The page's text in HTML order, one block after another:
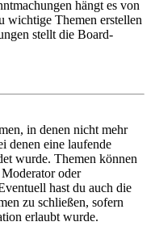
hängt es von
wichtige Themen erstellen
stellt die Board-
in denen nicht mehr
denen eine laufende
wurde. Themen können
oder
hast du auch die
zu schließen, sofern
erlaubt wurde.